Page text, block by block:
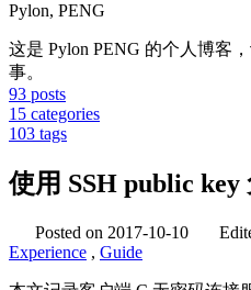
Pylon, PENG
这是 Pylon PENG 的个人博客
事。
93 posts
15 categories
103 tags
使用 SSH public key
Posted on 2017-10-10
Experience , Guide